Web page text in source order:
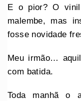
E o pior? O
malembe, mas
fosse novidade
Meu irmão…
com batida.
Toda manhã o